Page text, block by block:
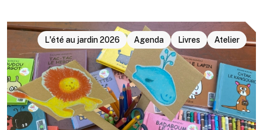
L'été au jardin 2026 Agenda Livres Atelier